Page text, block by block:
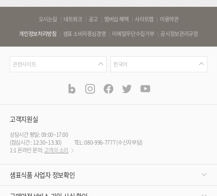
오시는길 네트워크 공고 멤버십 혜택 사이트맵
이용약관
개인정보처리방침
샘표 소비자중심경영 이메일무단수집거부 공시정보관리규정
관
련
관련사이트
언
어
한국어
널
blog instagramfacebook
twitter
고객지원실
상담시간 평일: 09:00~17:00
(점심시간 : 12:30~13:30)
TEL: 080-996-7777 (수신자부담)
1:1 온라인 문의: 고객의 소리
샘표식품 사업자 정보확인